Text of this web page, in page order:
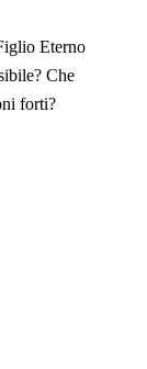
Eterno
Che
forti?